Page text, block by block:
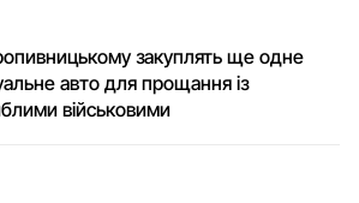
закуплять ще одне
авто для прощання із
військовими